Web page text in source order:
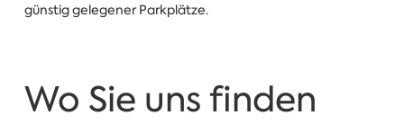
günstig gelegener Parkplätze.
Wo Sie uns finden